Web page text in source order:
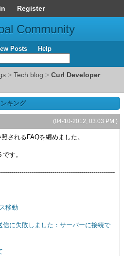
Register
Community
Posts Help
> Tech blog > Curl Developer
キング
(04-10-2012, 03:03 PM )
されるFAQを纏めました。
す。
移動
信に失敗しました：サーバーに接続で